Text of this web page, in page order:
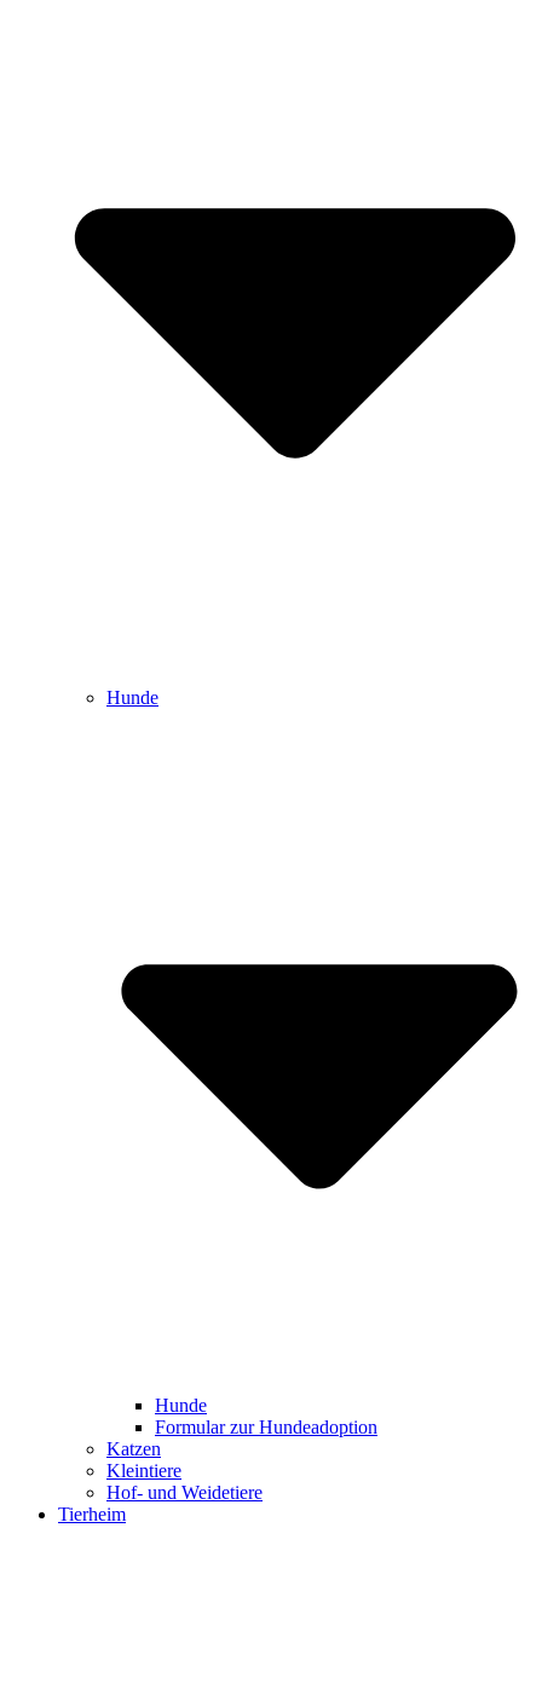
Hunde
Hunde
Formular zur Hundeadoption
Katzen
Kleintiere
Hof- und Weidetiere
Tierheim